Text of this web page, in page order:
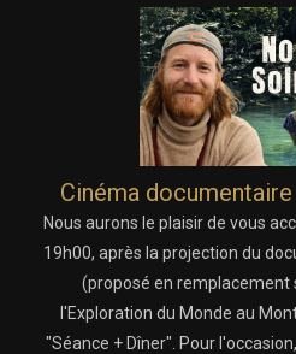
Cinéma
Nous aurons le plaisir de vous
19h00, après la projection du
(proposé en remplacement
l'Exploration du Monde au
"Séance + Dîner". Pour